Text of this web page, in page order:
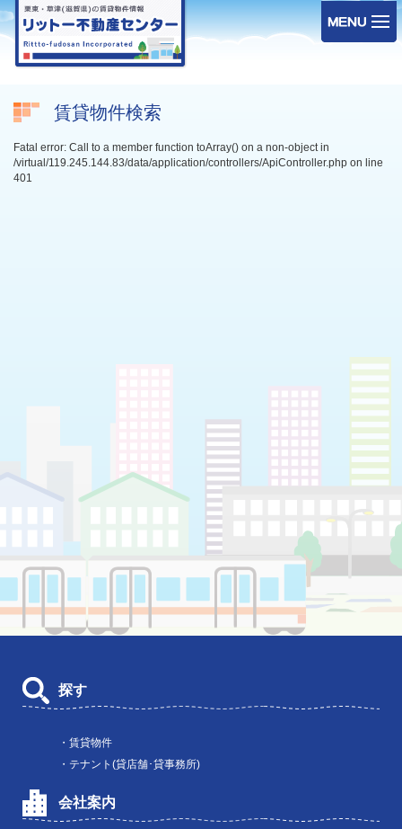
賃貸物件検索
Fatal error: Call to a member function toArray() on a non-object in
/virtual/119.245.144.83/data/application/controllers/ApiController.php on line
401
探す
・賃貸物件
・テナント(貸店舗･貸事務所)
会社案内